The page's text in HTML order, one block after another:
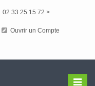
02 33 25 15 72 >
Ouvrir un Compte